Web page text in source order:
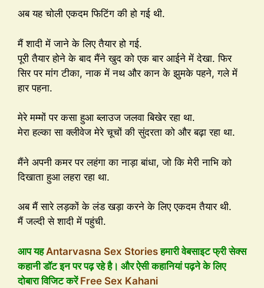
अब यह चोली एकदम फिटिंग की हो गई थी.
मैं शादी में जाने के लिए तैयार हो गई.
पूरी तैयार होने के बाद मैंने खुद को एक बार आईने में देखा. फिर
सिर पर मांग टीका, नाक में नथ और कान के झुमके पहने, गले में
हार पहना.
मेरे मम्मों पर कसा हुआ ब्लाउज जलवा बिखेर रहा था.
मेरा हल्का सा क्लीवेज मेरे चूचों की सुंदरता को और बढ़ा रहा था.
मैंने अपनी कमर पर लहंगा का नाड़ा बांधा, जो कि मेरी नाभि को
दिखाता हुआ लहरा रहा था.
अब मैं सारे लड़कों के लंड खड़ा करने के लिए एकदम तैयार थी.
मैं जल्दी से शादी में पहुंची.
आप यहAntarvasna Sex Storiesहमारी वेबसाइट फ्री सेक्स
कहानी डॉट इन पर पढ़ रहे है। और ऐसी कहानियां पढ़ने के लिए
दोबारा विजिट करेंFree Sex Kahani